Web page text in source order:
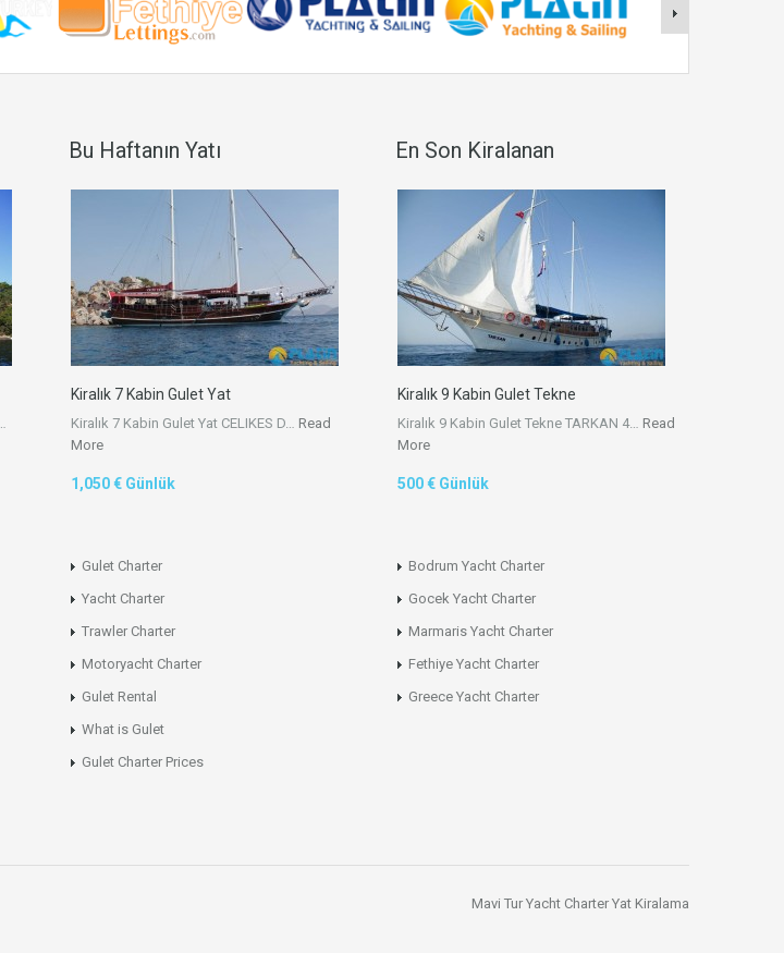
Bu Haftanın Yatı
Kiralık 7 Kabin Gulet Yat
Kiralık 7 Kabin Gulet Yat CELIKES D… Read
More
1,050 € Günlük
Gulet Charter
Yacht Charter
Trawler Charter
Motoryacht Charter
Gulet Rental
What is Gulet
Gulet Charter Prices
En Son Kiralanan
Kiralık 9 Kabin Gulet Tekne
Kiralık 9 Kabin Gulet Tekne TARKAN 4… Read
More
500 € Günlük
Bodrum Yacht Charter
Gocek Yacht Charter
Marmaris Yacht Charter
Fethiye Yacht Charter
Greece Yacht Charter
Mavi Tur Yacht Charter Yat Kiralama